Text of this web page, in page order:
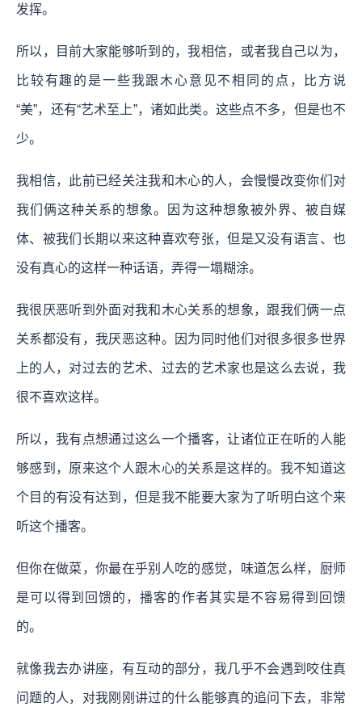
发挥。
所以，目前大家能够听到的，我相信，或者我自己以为，
比较有趣的是一些我跟木心意见不相同的点，比方说
“美”，还有“艺术至上”，诸如此类。这些点不多，但是也不
少。
我相信，此前已经关注我和木心的人，会慢慢改变你们对
我们俩这种关系的想象。因为这种想象被外界、被自媒
体、被我们长期以来这种喜欢夸张，但是又没有语言、也
没有真心的这样一种话语，弄得一塌糊涂。
我很厌恶听到外面对我和木心关系的想象，跟我们俩一点
关系都没有，我厌恶这种。因为同时他们对很多很多世界
上的人，对过去的艺术、过去的艺术家也是这么去说，我
很不喜欢这样。
所以， 我有点想通过这么一个播客，让诸位正在听的人能
够感到，原来这个人跟木心的关系是这样的。 我不知道这
个目的有没有达到，但是我不能要大家为了听明白这个来
听这个播客。
但你在做菜，你最在乎别人吃的感觉，味道怎么样，厨师
是可以得到回馈的，播客的作者其实是不容易得到回馈
的。
就像我去办讲座，有互动的部分，我几乎不会遇到咬住真
问题的人，对我刚刚讲过的什么能够真的追问下去，非常